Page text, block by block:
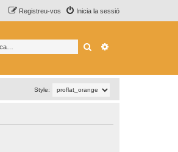
Inicia la sessió
Registreu-vos
Cerca
Style: